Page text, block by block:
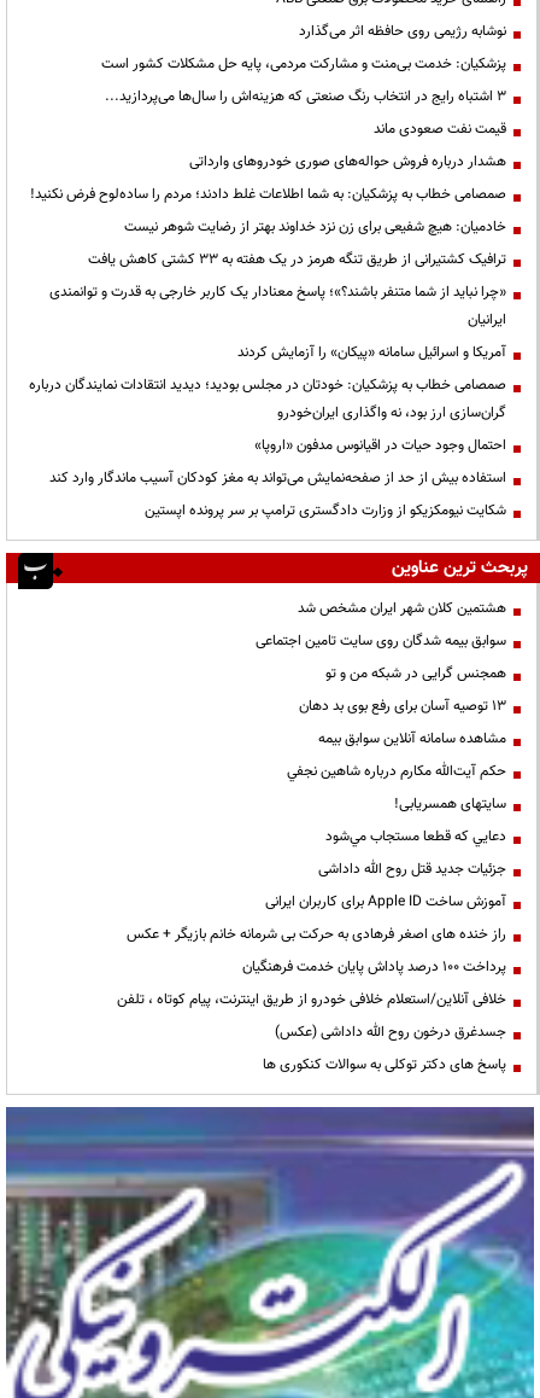
نوشابه رژیمی روی حافظه اثر می‌گذارد
پزشکیان: خدمت بی‌منت و مشارکت مردمی، پایه حل مشکلات کشور است
3 اشتباه رایج در انتخاب رنگ صنعتی که هزینه‌اش را سال‌ها می‌پردازید...
قیمت نفت صعودی ماند
هشدار درباره فروش حواله‌های صوری خودروهای وارداتی
صمصامی خطاب به پزشکیان: به شما اطلاعات غلط دادند؛ مردم را ساده‌لوح فرض نکنید!
خادمیان: هیچ شفیعی برای زن نزد خداوند بهتر از رضایت شوهر نیست
ترافیک کشتیرانی از طریق تنگه هرمز در یک هفته به ۳۳ کشتی کاهش یافت
«چرا نباید از شما متنفر باشند؟»؛ پاسخ معنادار یک کاربر خارجی به قدرت و توانمندی
ایرانیان
آمریکا و اسرائیل سامانه «پیکان» را آزمایش کردند
صمصامی خطاب به پزشکیان: خودتان در مجلس بودید؛ دیدید انتقادات نمایندگان درباره
گران‌سازی ارز بود، نه واگذاری ایران‌خودرو
احتمال وجود حیات در اقیانوس مدفون «اروپا»
استفاده بیش از حد از صفحه‌نمایش می‌تواند به مغز کودکان آسیب ماندگار وارد کند
شکایت نیومکزیکو از وزارت دادگستری ترامپ بر سر پرونده اپستین
پربحث ترین عناوین
هشتمین کلان شهر ایران مشخص شد
سوابق بیمه شدگان روی سایت تامین اجتماعی
همجنس گرایی در شبکه من و تو
13 توصیه آسان برای رفع بوی بد دهان
مشاهده سامانه آنلاين سوابق بیمه
حكم آيت‌الله مكارم درباره شاهين نجفي
سایتهای همسریابی!
دعايي كه قطعا مستجاب مي‌شود
جزئیات جدید قتل روح الله داداشی
آموزش ساخت Apple ID برای کاربران ایرانی
راز خنده های اصغر فرهادی به حرکت بی شرمانه خانم بازیگر + عکس
پرداخت ۱۰۰ درصد پاداش پایان خدمت فرهنگیان
خلافی آنلاین/استعلام خلافی خودرو از طریق اینترنت، پیام کوتاه ، تلفن
جسدغرق درخون روح الله داداشی (عکس)
پاسخ های دکتر توکلی به سوالات کنکوری ها